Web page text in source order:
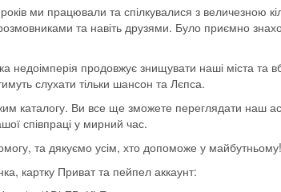
power, hard
поступления
ми працювали та спілкувалися з величезною
та навіть друзями. Було приємно
недоімперія продовжує знищувати наші міста
слухати тільки шансон та Лєпса.
каталогу. Ви все ще зможете переглядати
співпраці у мирний час.
та дякуємо усім, хто допоможе у майбутньому!
картку Приват та пейпел аккаунт: